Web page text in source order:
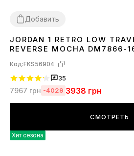
Добавить
36373839 4041 42434445
JORDAN 1 RETRO LOW
REVERSE MOCHA DM7866-
Код:FKS56904
35
7967грн -4029 3938 грн
СМОТРЕТЬ
Хит сезона